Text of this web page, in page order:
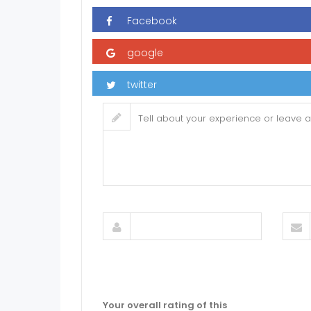
Your overall rating of this